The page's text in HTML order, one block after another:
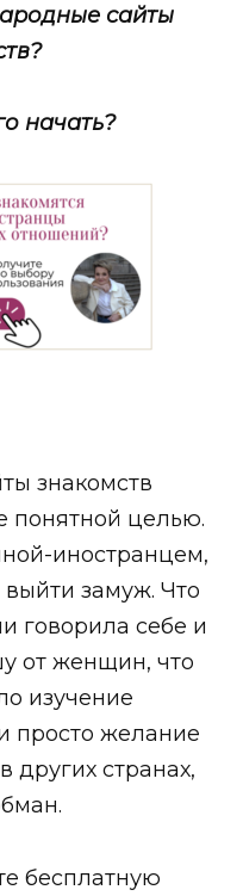
сайты
начать?
знакомств
понятной целью.
иностранцем,
замуж. Что
говорила себе и
от женщин, что
изучение
просто желание
других странах,
бесплатную